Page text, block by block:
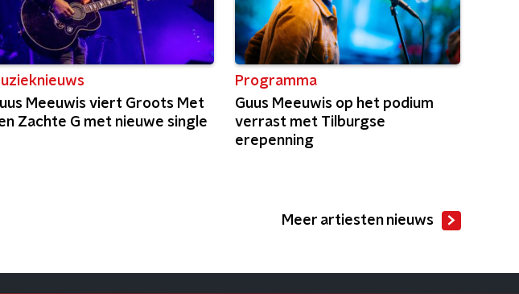
Meeuwis viert Groots Met
Zachte G met nieuwe single
Programma
Guus Meeuwis op het podium
verrast met Tilburgse
erepenning
Meer artiesten nieuws